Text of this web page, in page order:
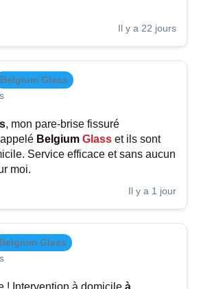
Il y a 22 jours
Belgium Glass
, mon pare-brise fissuré
appelé Belgium Glass et ils sont
Service efficace et sans aucun
moi.
Il y a 1 jour
Belgium Glass